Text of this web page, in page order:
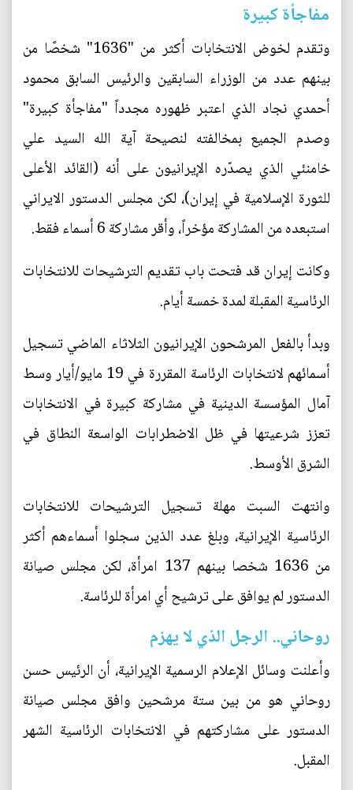
مفاجأة كبيرة
وتقدم لخوض الانتخابات أكثر من "1636" شخصًا من
بينهم عدد من الوزراء السابقين والرئيس السابق محمود
أحمدي نجاد الذي اعتبر ظهوره مجدداً "مفاجأة كبيرة"
وصدم الجميع بمخالفته لنصيحة آية الله السيد علي
خامنئي الذي يصدّره الإيرانيون على أنه (القائد الأعلى
للثورة الإسلامية في إيران)، لكن مجلس الدستور الايراني
استبعده من المشاركة مؤخراً، وأقر مشاركة 6 أسماء فقط.
وكانت إيران قد فتحت باب تقديم الترشيحات للانتخابات
الرئاسية المقبلة لمدة خمسة أيام.
وبدأ بالفعل المرشحون الإيرانيون الثلاثاء الماضي تسجيل
أسمائهم لانتخابات الرئاسة المقررة في 19 مايو/أيار وسط
آمال المؤسسة الدينية في مشاركة كبيرة في الانتخابات
تعزز شرعيتها في ظل الاضطرابات الواسعة النطاق في
الشرق الأوسط.
وانتهت السبت مهلة تسجيل الترشيحات للانتخابات
الرئاسية الإيرانية، وبلغ عدد الذين سجلوا أسماءهم أكثر
من 1636 شخصا بينهم 137 امرأة، لكن مجلس صيانة
الدستور لم يوافق على ترشيح أي امرأة للرئاسة.
روحاني.. الرجل الذي لا يهزم
وأعلنت وسائل الإعلام الرسمية الإيرانية، أن الرئيس حسن
روحاني هو من بين ستة مرشحين وافق مجلس صيانة
الدستور على مشاركتهم في الانتخابات الرئاسية الشهر
المقبل.